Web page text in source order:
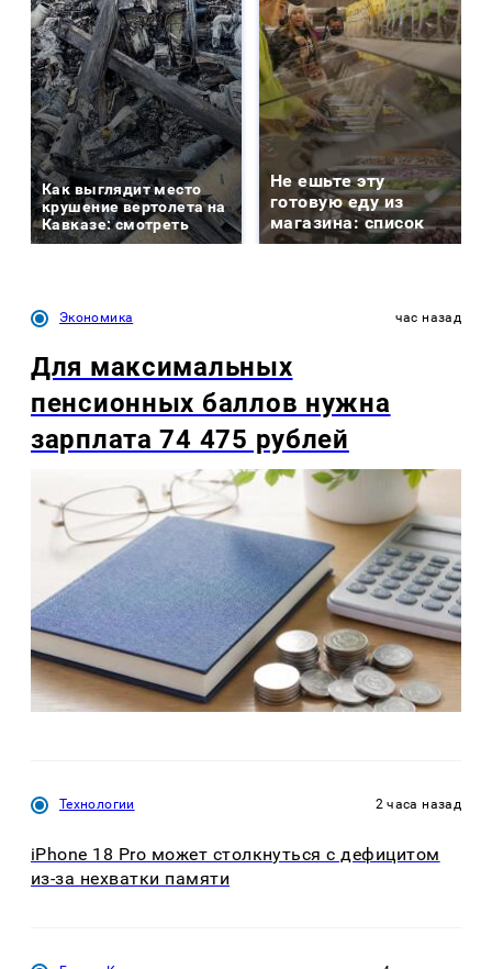
Как выглядит место
крушение вертолета на
Кавказе: смотреть
Не ешьте эту
готовую еду из
магазина: список
Экономика час назад
Для максимальных
пенсионных баллов нужна
зарплата 74 475 рублей
Технологии 2 часа назад
iPhone 18 Pro может столкнуться с дефицитом
из-за нехватки памяти